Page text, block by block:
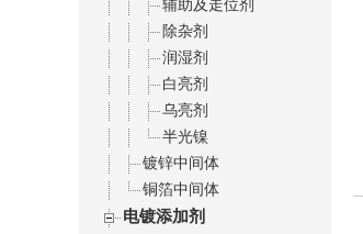
辅助及走位剂
除杂剂
润湿剂
白亮剂
乌亮剂
半光镍
镀锌中间体
铜箔中间体
电镀添加剂